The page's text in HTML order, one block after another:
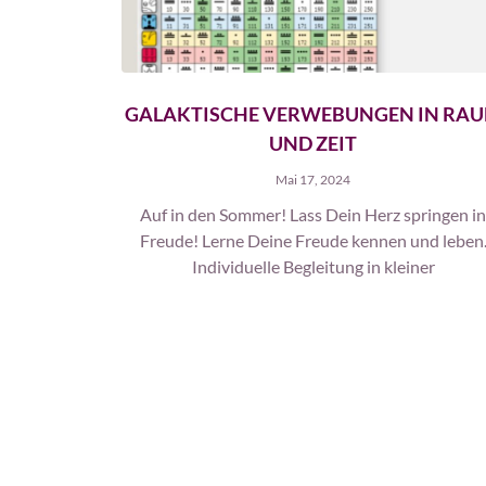
GALAKTISCHE VERWEBUNGEN IN
UND ZEIT
Mai 17, 2024
Auf in den Sommer! Lass Dein Herz springen in
Freude! Lerne Deine Freude kennen und leben.
Individuelle Begleitung in kleiner